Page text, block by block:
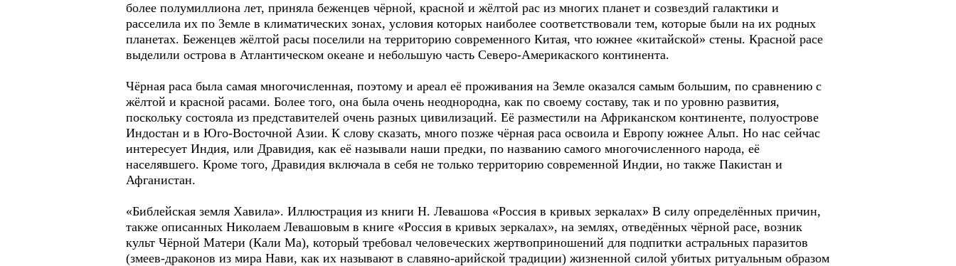
более полумиллиона лет, приняла беженцев чёрной, красной и жёлтой рас из многих планет и созвездий галактики и
расселила их по Земле в климатических зонах, условия которых наиболее соответствовали тем, которые были на их родных
планетах. Беженцев жёлтой расы поселили на территорию современного Китая, что южнее «китайской» стены. Красной расе
выделили острова в Атлантическом океане и небольшую часть Северо-Америкаского континента.
Чёрная раса была самая многочисленная, поэтому и ареал её проживания на Земле оказался самым большим, по сравнению с
жёлтой и красной расами. Более того, она была очень неоднородна, как по своему составу, так и по уровню развития,
поскольку состояла из представителей очень разных цивилизаций. Её разместили на Африканском континенте, полуострове
Индостан и в Юго-Восточной Азии. К слову сказать, много позже чёрная раса освоила и Европу южнее Альп. Но нас сейчас
интересует Индия, или Дравидия, как её называли наши предки, по названию самого многочисленного народа, её
населявшего. Кроме того, Дравидия включала в себя не только территорию современной Индии, но также Пакистан и
Афганистан.
«Библейская земля Хавила». Иллюстрация из книги Н. Левашова «Россия в кривых зеркалах» В силу определённых причин,
также описанных Николаем Левашовым в книге «Россия в кривых зеркалах», на землях, отведённых чёрной расе, возник
культ Чёрной Матери (Кали Ма), который требовал человеческих жертвоприношений для подпитки астральных паразитов
(змеев-драконов из мира Нави, как их называют в славяно-арийской традиции) жизненной силой убитых ритуальным образом